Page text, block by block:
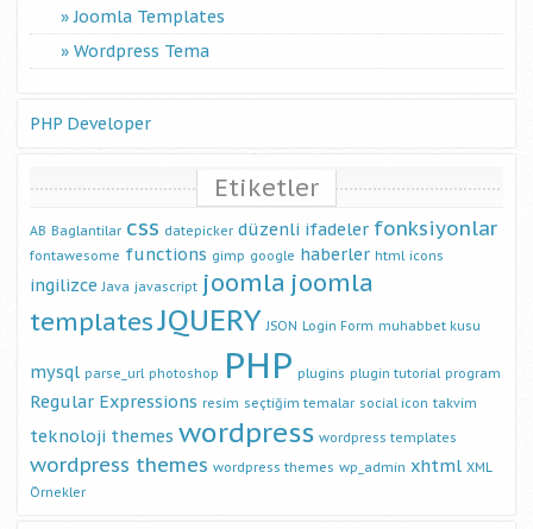
Joomla Templates
Wordpress Tema
PHP Developer
Etiketler
AB Baglantilar css datepicker düzenli ifadeler fonksiyonlar
fontawesome functions gimp google haberler html icons
ingilizce Java javascript joomla joomla
templatesJQUERY JSON Login Form muhabbet kusu
mysql parse_url photoshop PHP plugins plugin tutorial program
Regular Expressions resim seçtiğim temalar social icon takvim
teknoloji themes wordpress wordpress templates
wordpress themes wordpress themes wp_admin xhtml XML
Örnekler